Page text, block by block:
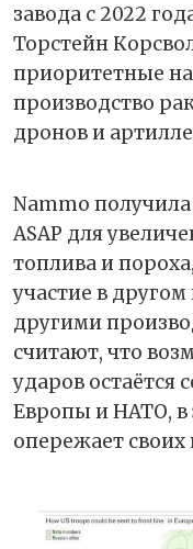
завода с 2022
Торстейн
приоритетные
производство
дронов и
Nammo
ASAP для
топлива и
участие в другом
другими
считают, что
ударов остаётся
Европы и НАТО, в
опережает